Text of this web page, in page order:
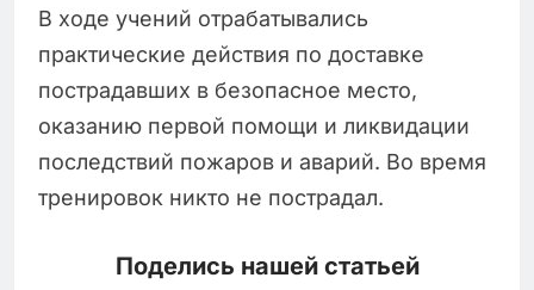
В ходе учений отрабатывались
практические действия по доставке
пострадавших в безопасное место,
оказанию первой помощи и ликвидации
последствий пожаров и аварий. Во время
тренировок никто не пострадал.
Поделись нашей статьей